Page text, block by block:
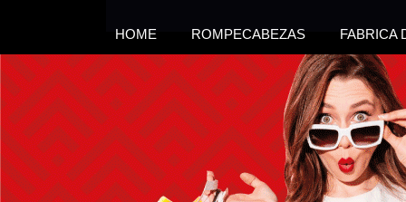
HOME ROMPECABEZAS FABRICA